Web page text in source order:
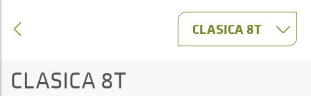
CLASICA 8T
CLASICA 8T